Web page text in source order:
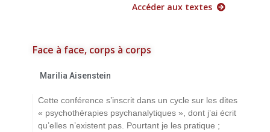
Accéder aux textes
Face à face, corps à corps
Marilia Aisenstein
Cette conférence s’inscrit dans un cycle sur les dites
« psychothérapies psychanalytiques », dont j’ai écrit
qu’elles n’existent pas. Pourtant je les pratique ;